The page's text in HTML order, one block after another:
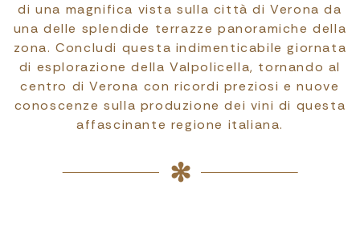
di una magnifica vista sulla città di Verona da
una delle splendide terrazze panoramiche della
zona. Concludi questa indimenticabile giornata
di esplorazione della Valpolicella, tornando al
centro di Verona con ricordi preziosi e nuove
conoscenze sulla produzione dei vini di questa
affascinante regione italiana.